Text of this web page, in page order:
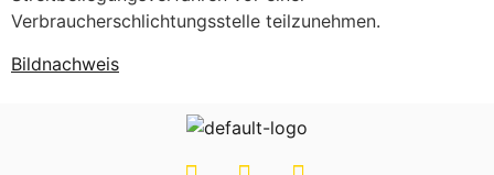
Verbraucherschlichtungsstelle teilzunehmen.
Bildnachweis